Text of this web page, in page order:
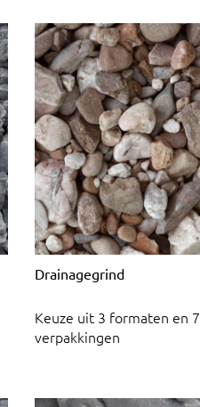
Drainagegrind
Keuze uit 3 formaten en 7
verpakkingen